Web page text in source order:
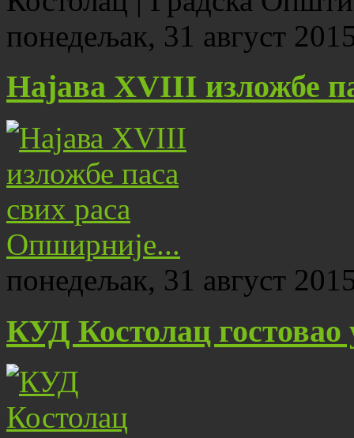
понедељак, 31 август
Најава XVIII изложбе
Опширније...
понедељак, 31 август
КУД Костолац гостовао